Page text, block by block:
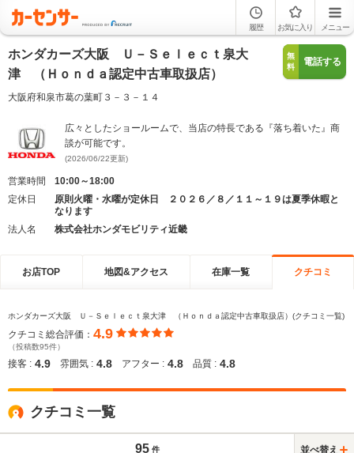
履歴 お気に入り メニュー
ホンダカーズ大阪 Ｕ－Ｓｅｌｅｃｔ泉大
津 （Ｈｏｎｄａ認定中古車取扱店）
大阪府和泉市葛の葉町３－３－１４
無
料
電話する
広々としたショールームで、当店の特長である『落ち着いた』商
談が可能です。
(2026/06/22更新)
営業時間
10:00～18:00
定休日
原則火曜・水曜が定休日 ２０２６／８／１１～１９は夏季休暇と
なります
法人名
株式会社ホンダモビリティ近畿
お店TOP 地図&アクセス 在庫一覧 クチコミ
ホンダカーズ大阪 Ｕ－Ｓｅｌｅｃｔ泉大津 （Ｈｏｎｄａ認定中古車取扱店）(クチコミ一覧)
クチコミ総合評価： 4.9
（投稿数95件）
接客 : 4.9 雰囲気 : 4.8 アフター : 4.8 品質 : 4.8
クチコミ一覧
95 件 並べ替え